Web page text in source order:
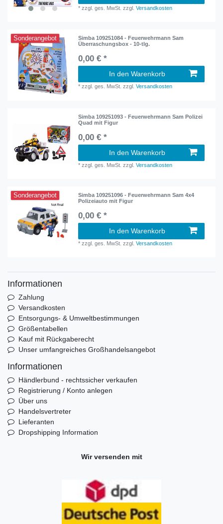
*zzgl. ges. MwSt. zzgl.Versandkosten
Sonderangebot
Simba 109251084 - Feuerwehrmann Sam
Überraschungsbox - 10-tlg.
0,00 € *
In den Warenkorb
*zzgl. ges. MwSt. zzgl.Versandkosten
Simba 109251093 - Feuerwehrmann Sam Polizei
Quad mit Figur
0,00 € *
In den Warenkorb
*zzgl. ges. MwSt. zzgl.Versandkosten
Sonderangebot
Simba 109251096 - Feuerwehrmann Sam 4x4
Polizeiauto mit Figur
0,00 € *
In den Warenkorb
*zzgl. ges. MwSt. zzgl.Versandkosten
Informationen
Zahlung
Versandkosten
Entsorgungs- & Umweltbestimmungen
Größentabellen
Kauf mit Rückgaberecht
Unser umfangreiches Großhandelsangebot
Informationen
Händlerbund - rechtssicher verkaufen
Registrierung / Konto anlegen
Über uns
Handelsvertreter
Lieferanten
Dropshipping Information
Wir versenden mit